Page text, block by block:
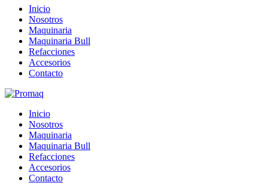
Inicio
Nosotros
Maquinaria
Maquinaria Bull
Refacciones
Accesorios
Contacto
Inicio
Nosotros
Maquinaria
Maquinaria Bull
Refacciones
Accesorios
Contacto